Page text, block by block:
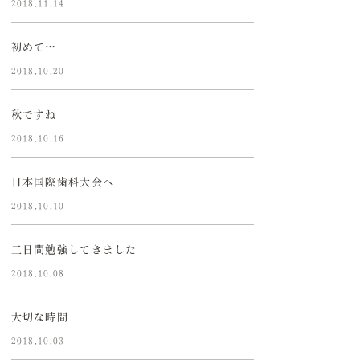
2018.11.14
初めて…
2018.10.20
秋ですね
2018.10.16
日本国際歯科大会へ
2018.10.10
二日間勉強してきました
2018.10.08
大切な時間
2018.10.03